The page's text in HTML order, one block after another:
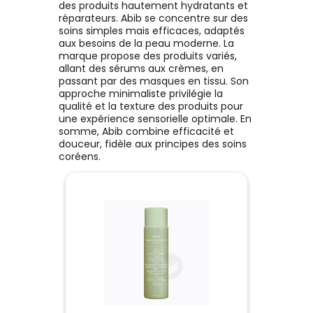
Ajouter au panier
optimisant l’hydratation
cutanée. Grâce à
panthénol et de dix
d’acides hyaluroniques,
tonique procure une
hydratation intense,
en profondeur, tout en
renforçant la barrière
protectrice de ta peau.
Résultat : un teint frais,
et éclatant de vitalité.
Ajouter au panier
des produits hautement hydratants et
réparateurs. Abib se concentre sur des
soins simples mais efficaces, adaptés
aux besoins de la peau moderne. La
marque propose des produits variés,
allant des sérums aux crèmes, en
passant par des masques en tissu. Son
approche minimaliste privilégie la
qualité et la texture des produits pour
une expérience sensorielle optimale. En
somme, Abib combine efficacité et
douceur, fidèle aux principes des soins
coréens.